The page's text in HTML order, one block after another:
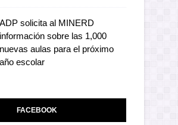
ADP solicita al MINERD
información sobre las 1,000
nuevas aulas para el próximo
año escolar
FACEBOOK